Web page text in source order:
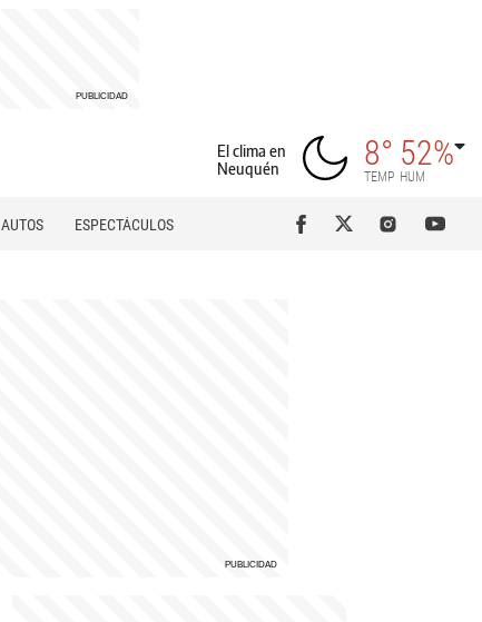
El clima en
Neuquén
8°
TEMP
52%
HUM
AUTOS
ESPECTÁCULOS